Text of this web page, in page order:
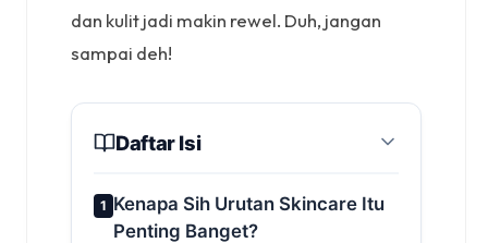
dan kulit jadi makin rewel. Duh, jangan
sampai deh!
Daftar Isi
1 Kenapa Sih Urutan Skincare Itu
Penting Banget?